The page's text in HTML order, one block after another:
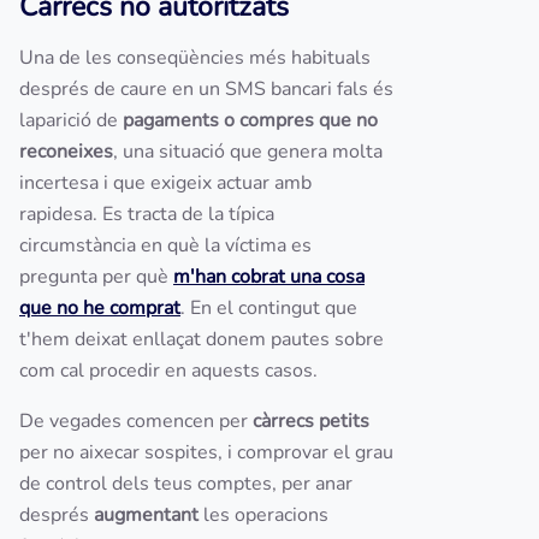
Una de les conseqüències més habituals
després de caure en un SMS bancari fals és
laparició de pagaments o compres que no
reconeixes, una situació que genera molta
incertesa i que exigeix actuar amb
rapidesa. Es tracta de la típica
circumstància en què la víctima es
pregunta per què m'han cobrat una cosa
que no he comprat. En el contingut que
t'hem deixat enllaçat donem pautes sobre
com cal procedir en aquests casos.
De vegades comencen percàrrecs petits
per no aixecar sospites, i comprovar el grau
de control dels teus comptes, per anar
després augmentantles operacions